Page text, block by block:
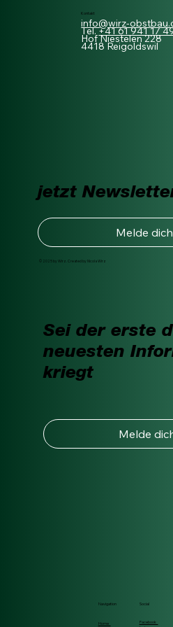
jetzt
Melde
© 2025 by Wirz. Created by Nicola Wirz
Kontakt
info@wirz-
Tel.+41 61 941 17
Hof Niestelen 228
4418 Reigoldswil
Sei der erste
neuesten
kriegt
Melde
Navigation
Home
Social
Facebook